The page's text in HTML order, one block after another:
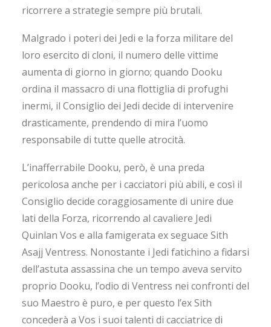
ricorrere a strategie sempre più brutali.
Malgrado i poteri dei Jedi e la forza militare del
loro esercito di cloni, il numero delle vittime
aumenta di giorno in giorno; quando Dooku
ordina il massacro di una flottiglia di profughi
inermi, il Consiglio dei Jedi decide di intervenire
drasticamente, prendendo di mira l’uomo
responsabile di tutte quelle atrocità.
L’inafferrabile Dooku, però, è una preda
pericolosa anche per i cacciatori più abili, e così il
Consiglio decide coraggiosamente di unire due
lati della Forza, ricorrendo al cavaliere Jedi
Quinlan Vos e alla famigerata ex seguace Sith
Asajj Ventress. Nonostante i Jedi fatichino a fidarsi
dell’astuta assassina che un tempo aveva servito
proprio Dooku, l’odio di Ventress nei confronti del
suo Maestro è puro, e per questo l’ex Sith
concederà a Vos i suoi talenti di cacciatrice di